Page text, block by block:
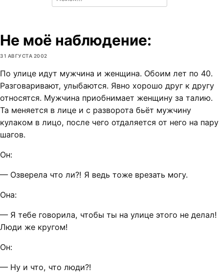
for:
Не моё наблюдение:
31 АВГУСТА 2002
По улице идут мужчина и женщина. Обоим лет по 40.
Разговаривают, улыбаются. Явно хорошо друг к другу
относятся. Мужчина приобнимает женщину за талию.
Та меняется в лице и с разворота бьёт мужчину
кулаком в лицо, после чего отдаляется от него нa пару
шагов.
Он:
— Озверела что ли?! Я ведь тоже врезать могу.
Она:
— Я тебе говорила, чтобы ты на улице этого не делал!
Люди же кругом!
Он:
— Ну и что, что люди?!